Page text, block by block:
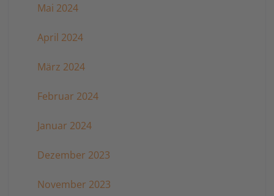
Mai 2024
April 2024
März 2024
Februar 2024
Januar 2024
Dezember 2023
November 2023